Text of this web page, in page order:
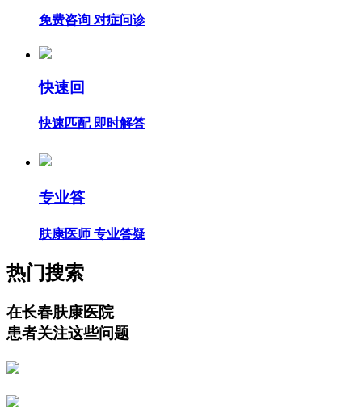
免费咨询 对症问诊
快速回
快速匹配 即时解答
专业答
肤康医师 专业答疑
热门搜索
在长春肤康医院
患者关注这些问题